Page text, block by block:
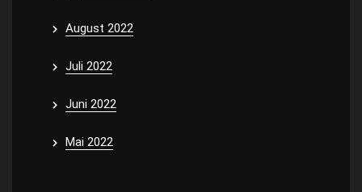
August 2022
Juli 2022
Juni 2022
Mai 2022